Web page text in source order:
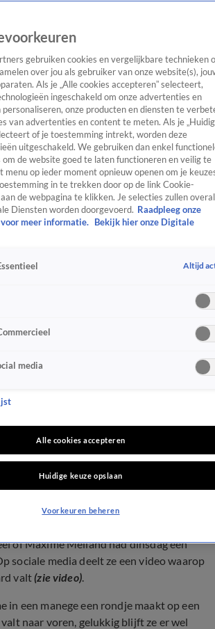
Entertainment TV Algemeen
Tip
SpraakmakendRealityCrimeVideo's
Meiland valt
of Maxime Meiland had dinsdag een
sociale media deelt ze een video waarop
valt(zie video).
in een manege een rondje maakt op een
naar voren, gelukkig blijft ze er wel
gebruiken cookies en vergelijkbare technieken
over jou als gebruiker van onze website(s),
Als je „Alle cookies accepteren” selecteert,
ingeschakeld om onze advertenties en
onze producten en diensten te
van advertenties en content te meten. Als je
of je toestemming intrekt, worden deze
uitgeschakeld. We gebruiken dan enkel
om de website goed te laten functioneren en veilig te
menu op ieder moment opnieuw openen om je
in te trekken door op de link Cookie-
de webpagina te klikken. Je selecties zullen overal
Diensten worden doorgevoerd. Raadpleeg onze
meer informatie.
Bekijk hier onze Digitale
Altijd
media
Alle cookies accepteren
Huidige keuze opslaan
Voorkeuren beheren